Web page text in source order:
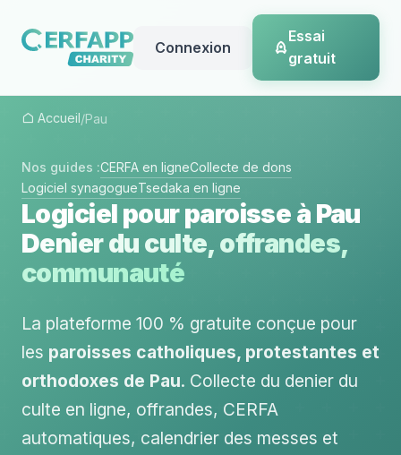
Connexion
Essai
gratuit
Accueil/Pau
Nos guides :CERFA en ligneCollecte de dons
Logiciel synagogueTsedaka en ligne
Logiciel pour paroisse à Pau
Denier du culte, offrandes,
communauté
La plateforme 100 % gratuite conçue pour
les paroisses catholiques, protestantes et
orthodoxes de Pau. Collecte du denier du
culte en ligne, offrandes, CERFA
automatiques, calendrier des messes et